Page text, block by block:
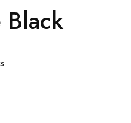
Black